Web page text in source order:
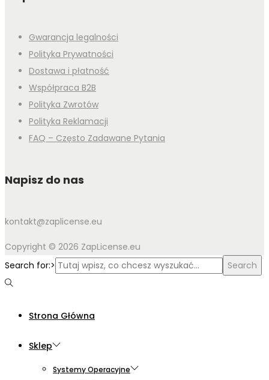
Gwarancja legalności
Polityka Prywatności
Dostawa i płatność
Współpraca B2B
Polityka Zwrotów
Polityka Reklamacji
FAQ – Często Zadawane Pytania
Napisz do nas
kontakt@zaplicense.eu
Copyright © 2026 ZapLicense.eu
Search for:>
Search
Strona Główna
Sklep
Systemy Operacyjne